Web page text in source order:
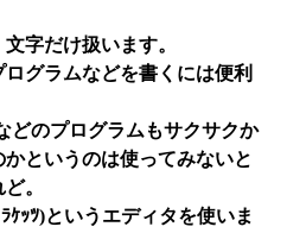
字だけ扱います。
グラムなどを書くには便利
どのプログラムもサクサクか
というのは使ってみないと
。
ｹｯﾂ)というエディタを使いま